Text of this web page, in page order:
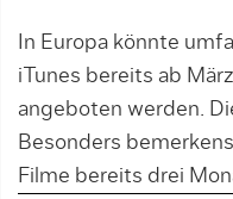
In Europa könnte
iTunes bereits ab
angeboten werden.
Besonders
Filme bereits drei